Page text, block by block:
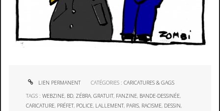
LIEN PERMANENT CATÉGORIES :CARICATURES & GAGS
TAGS :WEBZINE, BD, ZÉBRA,GRATUIT, FANZINE, BANDE-DESSINÉE,
CARICATURE, PRÉFET, POLICE, LALLEMENT, PARIS, RACISME, DESSIN,